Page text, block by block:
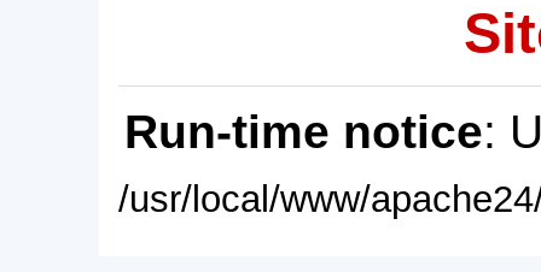
Run-time notice:
/usr/local/www/